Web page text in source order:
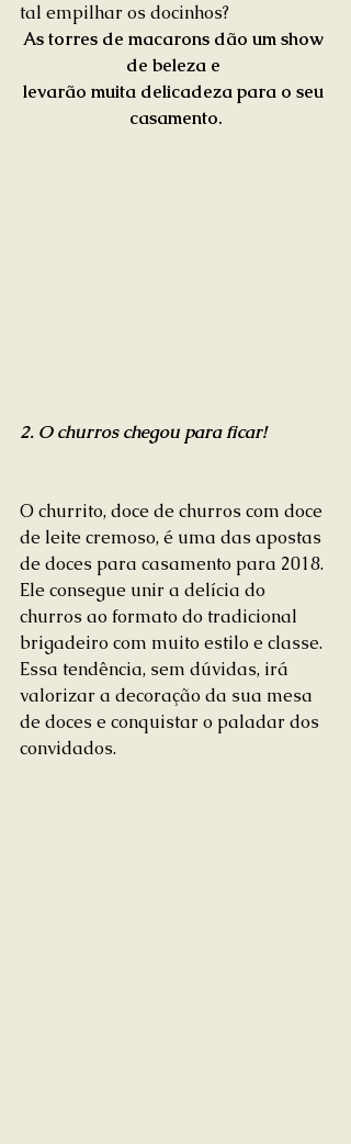
tal empilhar os docinhos?
As torres de macarons dão um show
de beleza e
levarão muita delicadeza para o seu
casamento.
2. O churros chegou para ficar!
O churrito, doce de churros com doce
de leite cremoso, é uma das apostas
de doces para casamento para 2018.
Ele consegue unir a delícia do
churros ao formato do tradicional
brigadeiro com muito estilo e classe.
Essa tendência, sem dúvidas, irá
valorizar a decoração da sua mesa
de doces e conquistar o paladar dos
convidados.